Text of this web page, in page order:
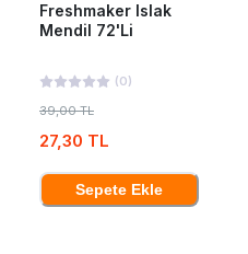
Freshmaker Islak
Mendil 72'Li
(0)
39,00 TL
27,30 TL
Sepete Ekle